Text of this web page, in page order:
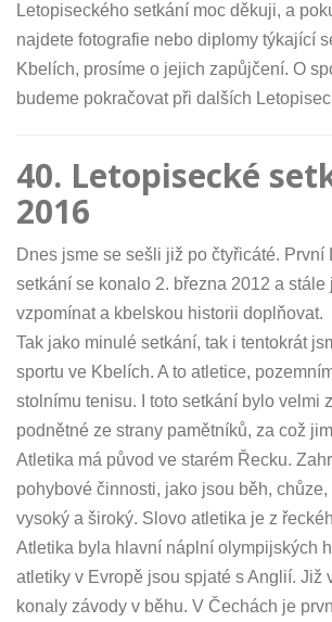
Letopiseckého setkání moc děkuji, a
najdete fotografie nebo diplomy týkající
Kbelích, prosíme o jejich zapůjčení. O
budeme pokračovat při dalších
40. Letopisecké
2016
Dnes jsme se sešli již po čtyřicáté. První
setkání se konalo 2. března 2012 a stále
vzpomínat a kbelskou historii doplňovat.
Tak jako minulé setkání, tak i tentokrát
sportu ve Kbelích. A to atletice,
stolnímu tenisu. I toto setkání bylo velmi
podnětné ze strany pamětníků, za což
Atletika má původ ve starém Řecku.
pohybové činnosti, jako jsou běh, chůze,
vysoký a široký. Slovo atletika je z
Atletika byla hlavní náplní olympijských
atletiky v Evropě jsou spjaté s Anglií. Již
konaly závody v běhu. V Čechách je